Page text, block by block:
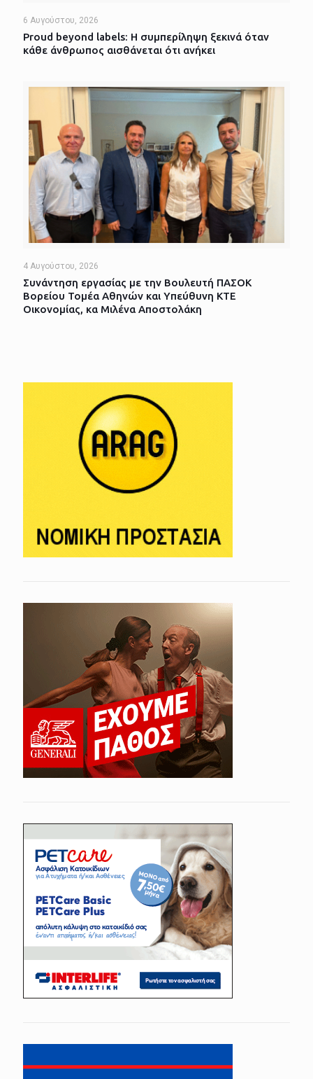
6 Αυγούστου, 2026
Proud beyond labels: Η συμπερίληψη ξεκινά όταν
κάθε άνθρωπος αισθάνεται ότι ανήκει
4 Αυγούστου, 2026
Συνάντηση εργασίας με την Βουλευτή ΠΑΣΟΚ
Βορείου Τομέα Αθηνών και Υπεύθυνη ΚΤΕ
Οικονομίας, κα Μιλένα Αποστολάκη